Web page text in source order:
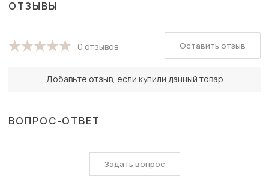
ОТЗЫВЫ
0 отзывов
Добавьте отзыв, если купили данный товар
Оставить отзыв
ВОПРОС-ОТВЕТ
Задать вопрос